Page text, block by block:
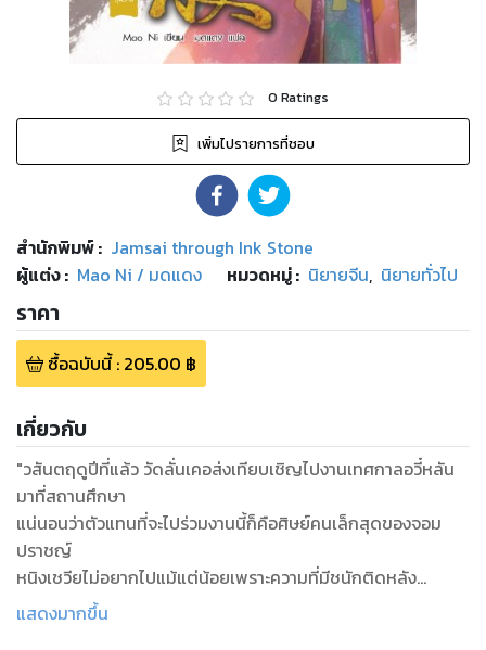
0 Ratings
เพิ่มไปรายการที่ชอบ
สำนักพิมพ์: Jamsai through Ink Stone
ผู้แต่ง : Mao Ni / มดแดง หมวดหมู่: นิยายจีน, นิยายทั่วไป
ราคา
ซื้อฉบับนี้: 205.00 ฿
เกี่ยวกับ
"วสันตฤดูปีที่แล้ว วัดลั่นเคอส่งเทียบเชิญไปงานเทศกาลอวี๋หลัน
มาที่สถานศึกษา
แน่นอนว่าตัวแทนที่จะไปร่วมงานนี้ก็คือศิษย์คนเล็กสุดของจอม
ปราชญ์
หนิงเชวียไม่อยากไปแม้แต่น้อยเพราะความที่มีชนักติดหลัง
ด้วยมีความเป็นไปได้ค่อนข้างมากว่ามันอาจเป็นบุตรของหมิงหวัง
แสดงมากขึ้น